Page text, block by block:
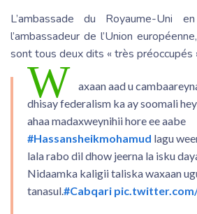
L’ambassade du Royaume-Uni
l’ambassadeur de l’Union
sont tous deux dits « très préoccupés
W
axaan aad u
dhisay federalism ka ay soomali
ahaa madaxweynihii hore ee aabe
#Hassansheikmohamud lagu
lala rabo dil dhow jeerna la isku
Nidaamka kaligii taliska waxaan
tanasul.#Cabqari